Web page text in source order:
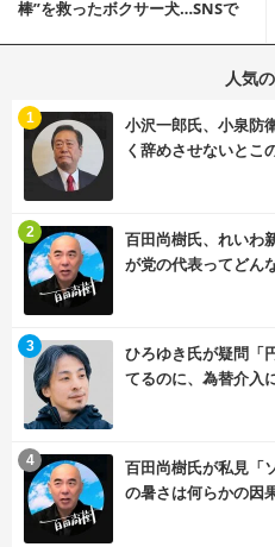
棒”を救ったボクサー犬…SNSで
人気
小沢一郎氏、小泉防
く辞めさせないとこ
1
百田尚樹氏、れいわ
が党の代表ってどん
2
ひろゆき氏が疑問「
てるのに、為替介入
3
百田尚樹氏が私見「
の暑さは何らかの因
4